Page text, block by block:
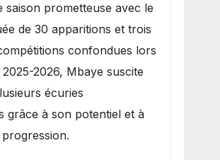
saison prometteuse avec le
de 30 apparitions et trois
confondues lors
2025-2026, Mbaye suscite
écuries
grâce à son potentiel et à